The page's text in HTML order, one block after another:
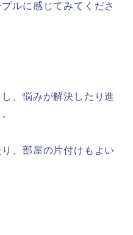
ルに感じてみてくださ
、悩みが解決したり進
、部屋の片付けもよい